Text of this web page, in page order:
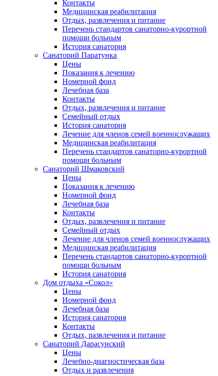
Контакты
Медицинская реабилитация
Отдых, развлечения и питание
Перечень стандартов санаторно-курортной
помощи больным
История санатория
Санаторий Паратунка
Цены
Показания к лечению
Номерной фонд
Лечебная база
Контакты
Отдых, развлечения и питание
Семейный отдых
История санатория
Лечение для членов семей военнослужащих
Медицинская реабилитация
Перечень стандартов санаторно-курортной
помощи больным
Санаторий Шмаковский
Цены
Показания к лечению
Номерной фонд
Лечебная база
Контакты
Отдых, развлечения и питание
Семейный отдых
Лечение для членов семей военнослужащих
Медицинская реабилитация
Перечень стандартов санаторно-курортной
помощи больным
История санатория
Дом отдыха «Сокол»
Цены
Номерной фонд
Лечебная база
История санатория
Контакты
Отдых, развлечения и питание
Санаторий Дарасунский
Цены
Лечебно-диагностическая база
Отдых и развлечения